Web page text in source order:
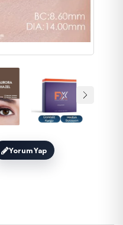
Yorum Yap